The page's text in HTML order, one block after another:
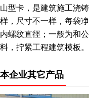
山型卡，是建筑施工浇
样，尺寸不一样，每袋
内螺纹直徑；一般为和
料，拧紧工程建筑模板。
本企业其它产品